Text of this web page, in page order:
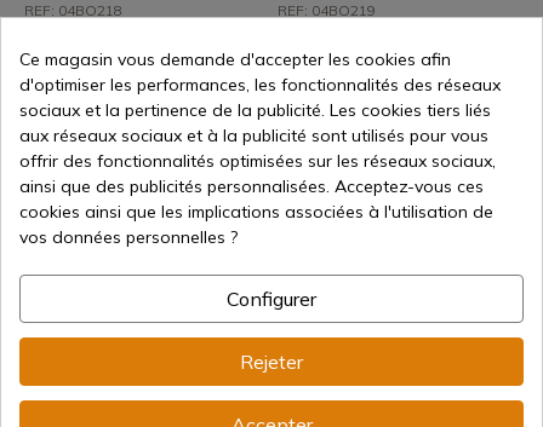
REF: 04BO218
Rose Gold
Expédition sous 7 à 15 jours
29,00 €
REF: 04BO219
Gunmetal Grey
Expédition sous 7 à 15 jours
23,43 €
REF: O4BO217 REF: 04BO216
Ce magasin vous demande d'accepter les cookies afin
d'optimiser les performances, les fonctionnalités des réseaux
sociaux et la pertinence de la publicité. Les cookies tiers liés
aux réseaux sociaux et à la publicité sont utilisés pour vous
offrir des fonctionnalités optimisées sur les réseaux sociaux,
ainsi que des publicités personnalisées. Acceptez-vous ces
cookies ainsi que les implications associées à l'utilisation de
vos données personnelles ?
Configurer
Rejeter